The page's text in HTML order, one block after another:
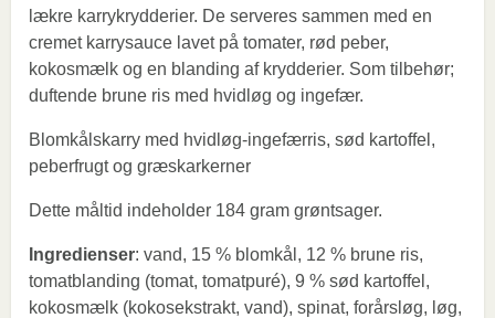
lækre karrykrydderier. De serveres sammen med en
cremet karrysauce lavet på tomater, rød peber,
kokosmælk og en blanding af krydderier. Som tilbehør;
duftende brune ris med hvidløg og ingefær.
Blomkålskarry med hvidløg-ingefærris, sød kartoffel,
peberfrugt og græskarkerner
Dette måltid indeholder 184 gram grøntsager.
Ingredienser: vand, 15 % blomkål, 12 % brune ris,
tomatblanding (tomat, tomatpuré), 9 % sød kartoffel,
kokosmælk (kokosekstrakt, vand), spinat, forårsløg, løg,